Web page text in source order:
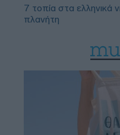
7 τοπία στα ελληνικά
πλανήτη